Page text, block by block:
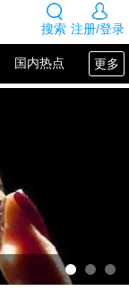
注册/登录
搜索
更多
国内热点